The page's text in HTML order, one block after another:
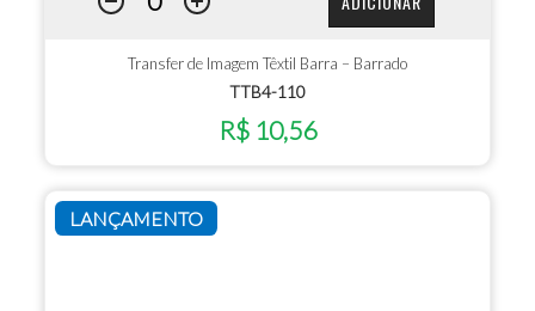
Transfer de Imagem Têxtil Barra – Barrado
TTB4-110
R$ 10,56
LANÇAMENTO